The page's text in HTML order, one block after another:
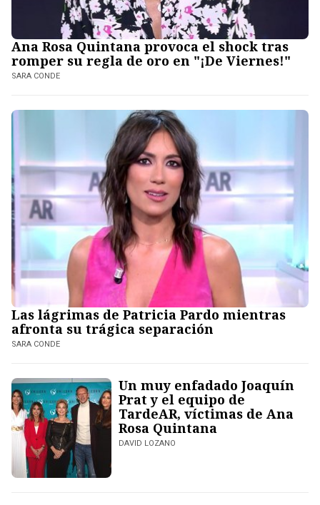
Ana Rosa Quintana provoca el shock tras
romper su regla de oro en "¡De Viernes!"
SARA CONDE
Las lágrimas de Patricia Pardo mientras
afronta su trágica separación
SARA CONDE
Un muy enfadado Joaquín
Prat y el equipo de
TardeAR, víctimas de Ana
Rosa Quintana
DAVID LOZANO